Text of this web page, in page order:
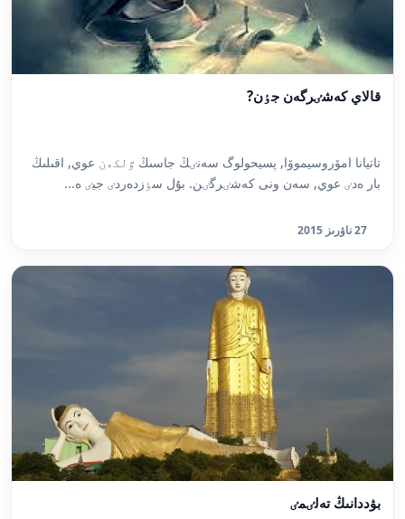
قالاي كەشٸرگەن جٶن?
تاتيانا امۆروسيموۆا, پسيحولوگ سەنٸڭ جاسىڭ ٷلكەن عوي, اقىلىڭ
بار ەدٸ عوي, سەن ونى كەشٸرگٸن. بۇل سٶزدەردٸ جيٸ ە...
27 ناۋرىز 2015
بۋددانىڭ تەلٸمٸ